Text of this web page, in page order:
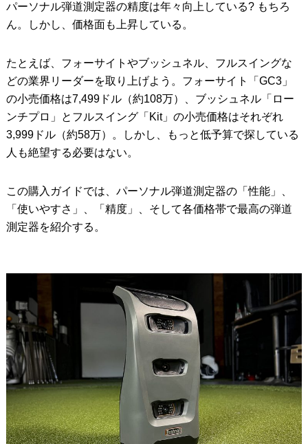
パーソナル弾道測定器の精度は年々向上している? もちろ
ん。しかし、価格面も上昇している。
たとえば、フォーサイトやブッシュネル、フルスイングな
どの業界リーダーを取り上げよう。フォーサイト「GC3」
の小売価格は7,499ドル（約108万）、ブッシュネル「ロー
ンチプロ」とフルスイング「Kit」の小売価格はそれぞれ
3,999ドル（約58万）。しかし、もっと低予算で探している
人も絶望する必要はない。
この購入ガイドでは、パーソナル弾道測定器の「性能」、
「使いやすさ」、「精度」、そして各価格帯で最高の弾道
測定器を紹介する。